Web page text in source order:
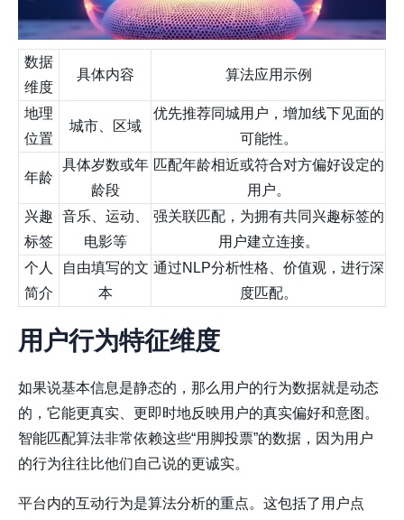
数据
维度
具体内容 算法应用示例
地理
位置
城市、区域
优先推荐同城用户，增加线下见面的
可能性。
年龄
具体岁数或年
龄段
匹配年龄相近或符合对方偏好设定的
用户。
兴趣
标签
音乐、运动、
电影等
强关联匹配，为拥有共同兴趣标签的
用户建立连接。
个人
简介
自由填写的文
本
通过NLP分析性格、价值观，进行深
度匹配。
用户行为特征维度
如果说基本信息是静态的，那么用户的行为数据就是动态
的，它能更真实、更即时地反映用户的真实偏好和意图。
智能匹配算法非常依赖这些“用脚投票”的数据，因为用户
的行为往往比他们自己说的更诚实。
平台内的互动行为是算法分析的重点。这包括了用户点